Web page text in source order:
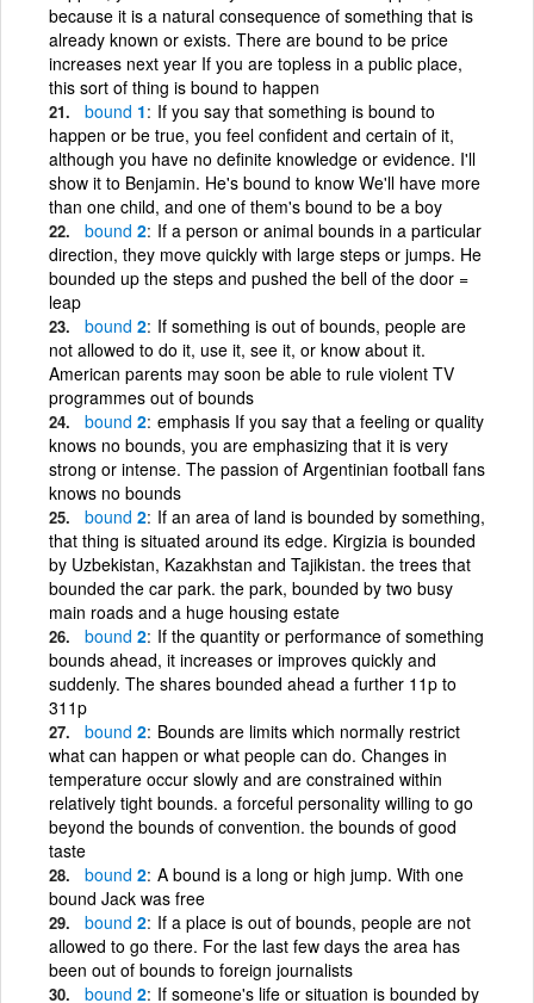
because it is a natural consequence of something that is
already known or exists. There are bound to be price
increases next year If you are topless in a public place,
this sort of thing is bound to happen
bound 1 If you say that something is bound to
happen or be true, you feel confident and certain of it,
although you have no definite knowledge or evidence. I'll
show it to Benjamin. He's bound to know We'll have more
than one child, and one of them's bound to be a boy
bound 2 If a person or animal bounds in a particular
direction, they move quickly with large steps or jumps. He
bounded up the steps and pushed the bell of the door =
leap
bound 2 If something is out of bounds, people are
not allowed to do it, use it, see it, or know about it.
American parents may soon be able to rule violent TV
programmes out of bounds
bound 2 emphasis If you say that a feeling or quality
knows no bounds, you are emphasizing that it is very
strong or intense. The passion of Argentinian football fans
knows no bounds
bound 2 If an area of land is bounded by something,
that thing is situated around its edge. Kirgizia is bounded
by Uzbekistan, Kazakhstan and Tajikistan. the trees that
bounded the car park. the park, bounded by two busy
main roads and a huge housing estate
bound 2 If the quantity or performance of something
bounds ahead, it increases or improves quickly and
suddenly. The shares bounded ahead a further 11p to
311p
bound 2 Bounds are limits which normally restrict
what can happen or what people can do. Changes in
temperature occur slowly and are constrained within
relatively tight bounds. a forceful personality willing to go
beyond the bounds of convention. the bounds of good
taste
bound 2 A bound is a long or high jump. With one
bound Jack was free
bound 2 If a place is out of bounds, people are not
allowed to go there. For the last few days the area has
been out of bounds to foreign journalists
bound 2 If someone's life or situation is bounded by